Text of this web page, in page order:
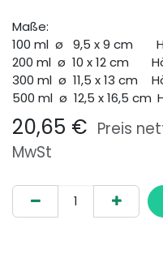
Maße:
100 ml ø 9,5 x 9 cm
200 ml ø 10 x 12 cm
300 ml ø 11,5 x 13 cm
500 ml ø 12,5 x 16,5 cm
20,65 € Preis
MwSt